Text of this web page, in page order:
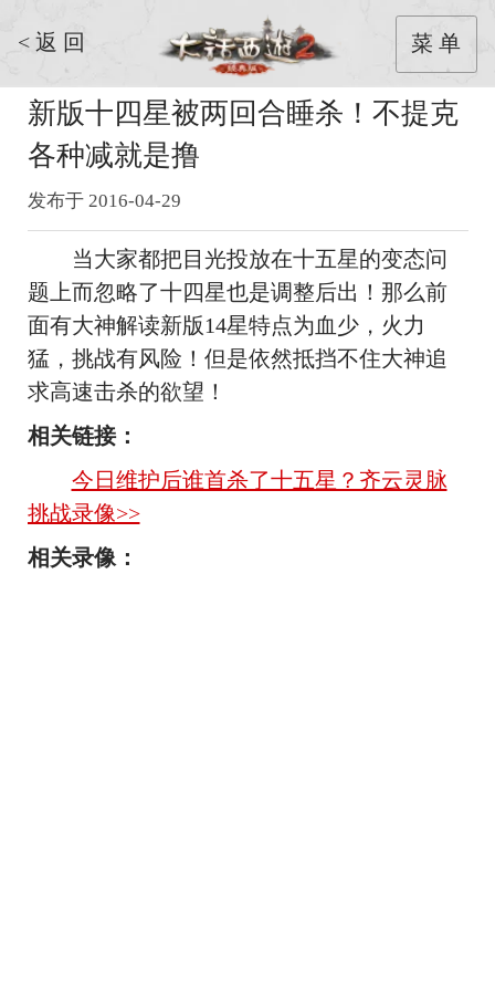
< 返 回 菜 单
新版十四星被两回合睡杀！不提克
各种减就是撸
发布于 2016-04-29
当大家都把目光投放在十五星的变态问
题上而忽略了十四星也是调整后出！那么前
面有大神解读新版14星特点为血少，火力
猛，挑战有风险！但是依然抵挡不住大神追
求高速击杀的欲望！
相关链接：
今日维护后谁首杀了十五星？齐云灵脉
挑战录像>>
相关录像：